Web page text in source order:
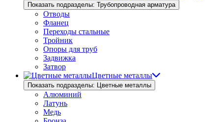
Показать подразделы: Трубопроводная арматура
Отводы
Фланец
Переходы стальные
Тройник
Опоры для труб
Задвижка
Затвор
Цветные металлы
Показать подразделы: Цветные металлы
Алюминий
Латунь
Медь